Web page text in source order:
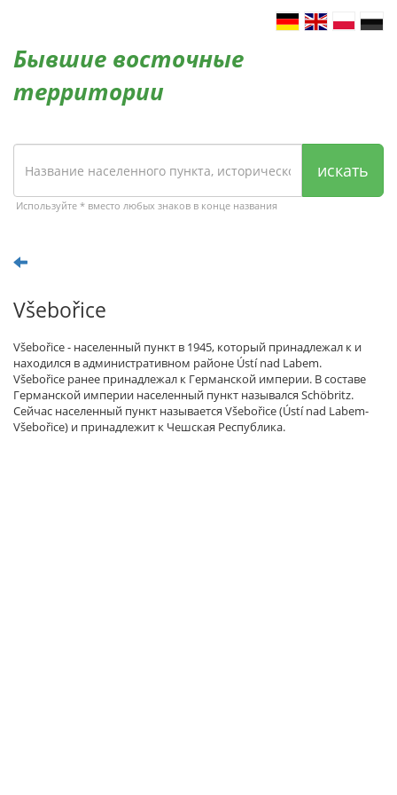
Бывшие восточные
территории
искать
Используйте * вместо любых знаков в конце названия
Všebořice
Všebořice - населенный пункт в 1945, который принадлежал к и
находился в административном районе Ústí nad Labem.
Všebořice ранее принадлежал к Германской империи. В составе
Германской империи населенный пункт назывался Schöbritz.
Сейчас населенный пункт называется Všebořice (Ústí nad Labem-
Všebořice) и принадлежит к Чешская Республика.